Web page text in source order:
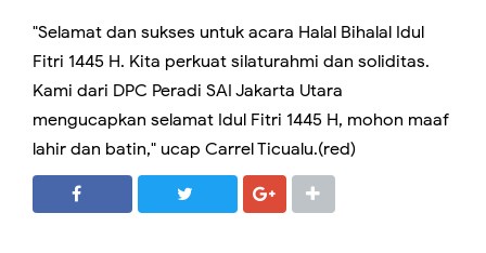
"Selamat dan sukses untuk acara Halal Bihalal Idul
Fitri 1445 H. Kita perkuat silaturahmi dan soliditas.
Kami dari DPC Peradi SAI Jakarta Utara
mengucapkan selamat Idul Fitri 1445 H, mohon maaf
lahir dan batin," ucap Carrel Ticualu.(red)